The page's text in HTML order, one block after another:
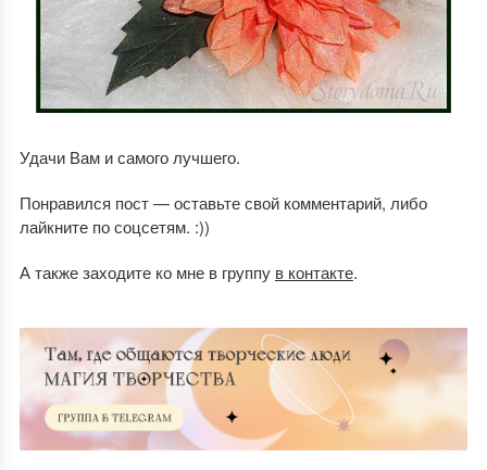
Удачи Вам и самого лучшего.
Понравился пост — оставьте свой комментарий, либо
лайкните по соцсетям. :))
А также заходите ко мне в группу в контакте.